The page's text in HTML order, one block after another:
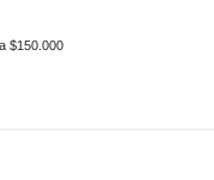
$150.000